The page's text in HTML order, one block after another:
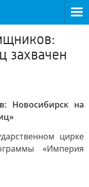
захвачен
Новосибирск на
цирке
«Империя